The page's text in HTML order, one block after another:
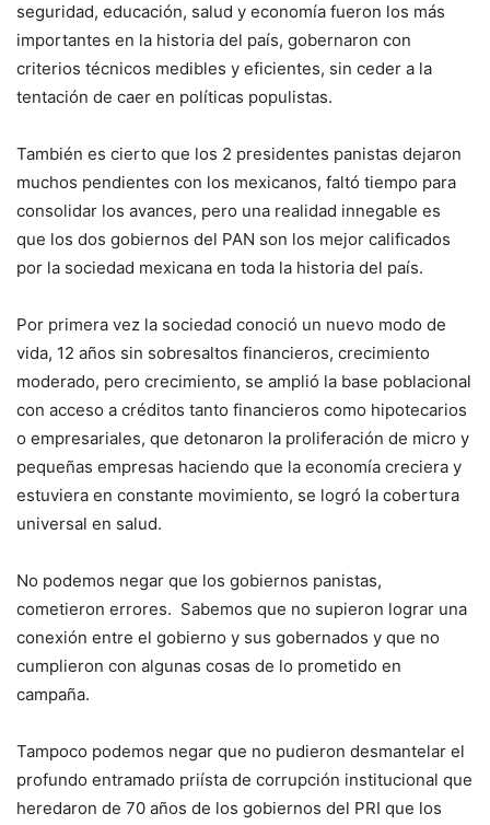
seguridad, educación, salud y economía fueron los más
importantes en la historia del país, gobernaron con
criterios técnicos medibles y eficientes, sin ceder a la
tentación de caer en políticas populistas.
También es cierto que los 2 presidentes panistas dejaron
muchos pendientes con los mexicanos, faltó tiempo para
consolidar los avances, pero una realidad innegable es
que los dos gobiernos del PAN son los mejor calificados
por la sociedad mexicana en toda la historia del país.
Por primera vez la sociedad conoció un nuevo modo de
vida, 12 años sin sobresaltos financieros, crecimiento
moderado, pero crecimiento, se amplió la base poblacional
con acceso a créditos tanto financieros como hipotecarios
o empresariales, que detonaron la proliferación de micro y
pequeñas empresas haciendo que la economía creciera y
estuviera en constante movimiento, se logró la cobertura
universal en salud.
No podemos negar que los gobiernos panistas,
cometieron errores. Sabemos que no supieron lograr una
conexión entre el gobierno y sus gobernados y que no
cumplieron con algunas cosas de lo prometido en
campaña.
Tampoco podemos negar que no pudieron desmantelar el
profundo entramado priísta de corrupción institucional que
heredaron de 70 años de los gobiernos del PRI que los